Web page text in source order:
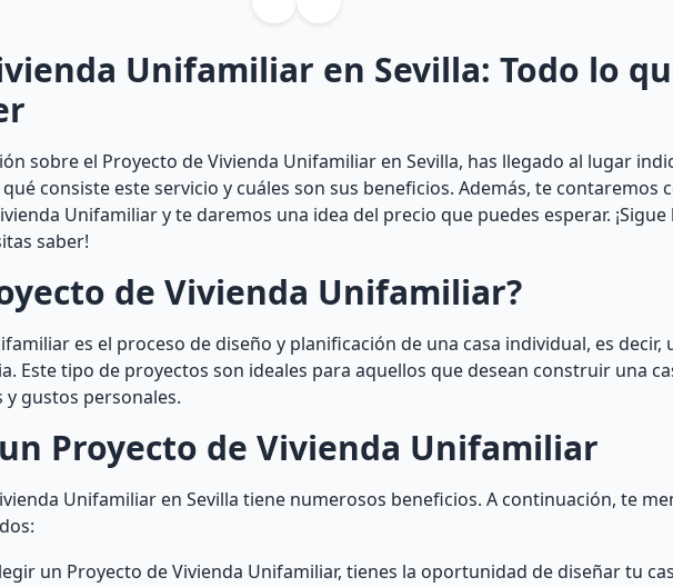
Unifamiliar en Sevilla: Todo lo
sobre el Proyecto de Vivienda Unifamiliar en Sevilla, has llegado al lugar
consiste este servicio y cuáles son sus beneficios. Además, te contaremos
Unifamiliar y te daremos una idea del precio que puedes esperar. ¡Sigue
saber!
de Vivienda Unifamiliar?
es el proceso de diseño y planificación de una casa individual, es decir,
Este tipo de proyectos son ideales para aquellos que desean construir una
y gustos personales.
Proyecto de Vivienda Unifamiliar
Unifamiliar en Sevilla tiene numerosos beneficios. A continuación, te
un Proyecto de Vivienda Unifamiliar, tienes la oportunidad de diseñar tu